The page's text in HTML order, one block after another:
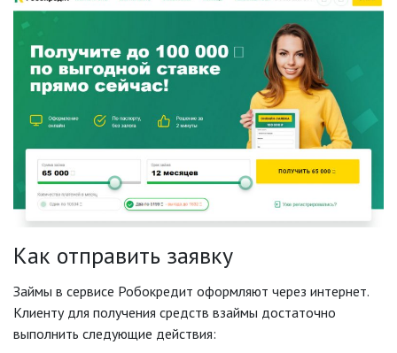
Как отправить заявку
Займы в сервисе Робокредит оформляют через интернет.
Клиенту для получения средств взаймы достаточно
выполнить следующие действия: